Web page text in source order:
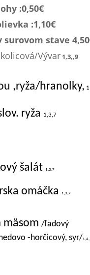
:0,50€
:1,10€
surovom stave
Vývar1,3,,9
,ryža/hranolky,
ryža 1,3,7
šalát 1,3,7
omáčka 1,3,7
mäsom /ľadový
-horčicový, syr/